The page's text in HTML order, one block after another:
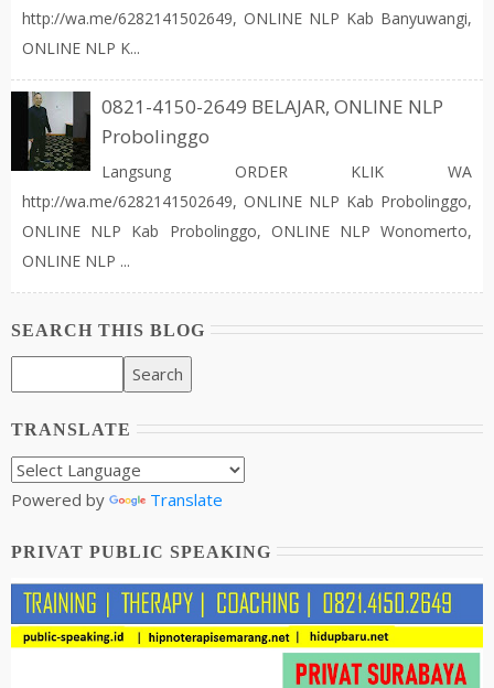
http://wa.me/6282141502649, ONLINE NLP Kab Banyuwangi,
ONLINE NLP K...
0821-4150-2649 BELAJAR, ONLINE NLP
Probolinggo
Langsung ORDER KLIK WA
http://wa.me/6282141502649, ONLINE NLP Kab Probolinggo,
ONLINE NLP Kab Probolinggo, ONLINE NLP Wonomerto,
ONLINE NLP ...
SEARCH THIS BLOG
TRANSLATE
Powered by Translate
PRIVAT PUBLIC SPEAKING